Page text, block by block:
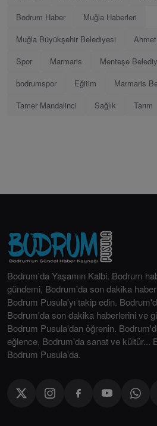
Bodrum Haber
Muğla Haberleri
Muğla Büyükşehir Belediyesi
Spor
Marmaris Menteşe
bodrumspor
Eğitim Marmaris
Tamer Mandalinci
Sağlık Tarım
Bodrum'da Yaşamın Kalbi. Bodrum
gündemi, Bodrum'da son dakika
Bodrum Pusula'yı takip edin.
Bodrum'da son dakika haberlerini ve
Bodrum Pusula'dan öğrenin.
eğlence, Bodrum'da sanat ve kültür...
Bodrum Pusula'da.